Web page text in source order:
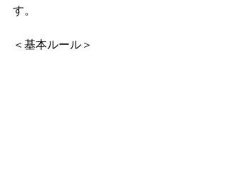
す。
＜基本ルール＞